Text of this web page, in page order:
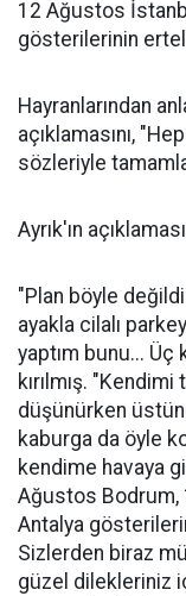
12 Ağustos
gösterilerinin
Hayranlarından
açıklamasını,
sözleriyle
Ayrık'ın
"Plan böyle
ayakla cilalı
yaptım bunu... Üç
kırılmış.
düşünürken
kaburga da öyle
kendime havaya
Ağustos
Antalya
Sizlerden biraz
güzel dilekleriniz